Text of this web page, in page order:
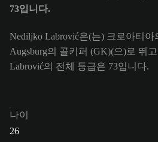
73입니다.
Nediljko Labrović은(는) 크로아티
Augsburg의 골키퍼 (GK)(으)로 뛰
Labrović의 전체 등급은 73입니다.
나이
26